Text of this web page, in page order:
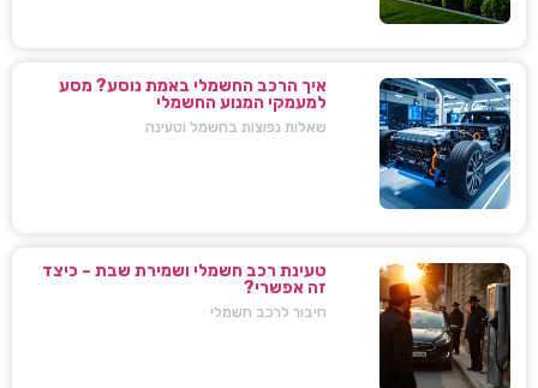
איך הרכב החשמלי באמת נוסע? מסע
למעמקי המנוע החשמלי
שאלות נפוצות בחשמל וטעינה
טעינת רכב חשמלי ושמירת שבת – כיצד
זה אפשרי?
חיבור לרכב חשמלי